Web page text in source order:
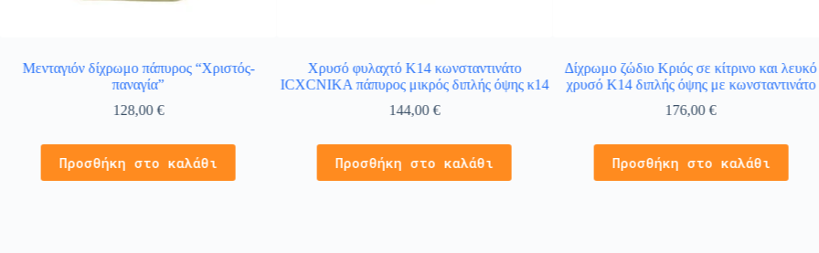
Μενταγιόν δίχρωμο πάπυρος “Χριστός-
παναγία”
128,00€
Προσθήκη στο καλάθι
Χρυσό φυλαχτό Κ14 κωνσταντινάτο
ICXCNIKA πάπυρος μικρός διπλής όψης κ14
144,00€
Προσθήκη στο καλάθι
Δίχρωμο ζώδιο Κριός σε κίτρινο και λευκό
χρυσό Κ14 διπλής όψης με κωνσταντινάτο
176,00€
Προσθήκη στο καλάθι